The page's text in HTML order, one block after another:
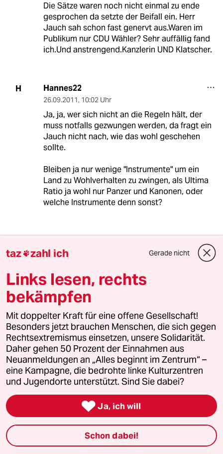
Die Sätze waren noch nicht einmal zu ende
gesprochen da setzte der Beifall ein. Herr
Jauch sah schon fast genervt aus.Waren im
Publikum nur CDU Wähler? Sehr auffällig fand
ich.Und anstrengend.Kanzlerin UND Klatscher.
H Hannes22
26.09.2011, 10:02 Uhr
Ja, ja, wer sich nicht an die Regeln hält, der
muss notfalls gezwungen werden, da fragt ein
Jauch nicht nach, wie das wohl geschehen
sollte.
Bleiben ja nur wenige "Instrumente" um ein
Land zu Wohlverhalten zu zwingen, als Ultima
Ratio ja wohl nur Panzer und Kanonen, oder
welche Instrumente denn sonst?
26.09.2011
hart,zu hässlich...deshalb werde ich mich auch
eines Tages zur Direktwahl des
Bundeskanzleramtes stellen,dann kann ich der
Frau Merkel ganz kollegial in ihren Hintern
treten,um die mal ein bisschen härter ran zu
nehmen-wahrscheinlich gefällt der das dann
auch noch-und die Situation wird dann mal
schön vereinfacht,damit auch so'n Blödi wie
ich ohne Bluthochdruck Deutschland verstehen
kann-'ne?Abba den Günni mag ich sehr
gerne,der tut immer so naiv und hintenrum
kommt es genial witzig umme Ecke-super!!!
meistkommentiert
taz zahl ich Gerade nicht
Links lesen, rechts
bekämpfen
Mit doppelter Kraft für eine offene Gesellschaft!
Besonders jetzt brauchen Menschen, die sich gegen
Rechtsextremismus einsetzen, unsere Solidarität.
Daher gehen 50 Prozent der Einnahmen aus
Neuanmeldungen an „Alles beginnt im Zentrum“ –
eine Kampagne, die bedrohte linke Kulturzentren
und Jugendorte unterstützt. Sind Sie dabei?
 Ja, ich will
Schon dabei!